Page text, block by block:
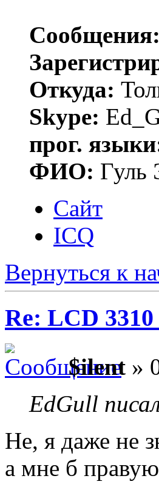
Сообщения:
Откуда:
Skype:
прог.
ФИО: Гуль
Сайт
ICQ
Вернуться к
Re: LCD
$ilent »
EdGull
Не, я даже не
а мне б